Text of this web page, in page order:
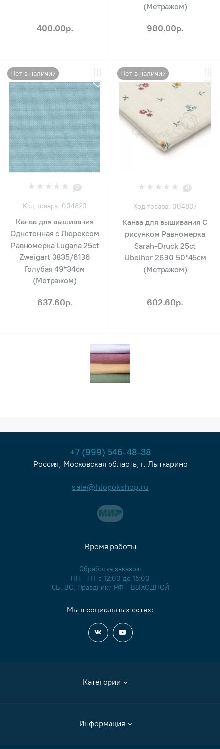
400.00р.
(Метражом)
980.00р.
Нет в наличии
0
Код товара: 004820
Канва для вышивания
Однотонная с Люрексом
Равномерка Lugana 25ct
Zweigart 3835/6136
Голубая 49*34см
(Метражом)
637.60р.
Нет в наличии
0
Код товара: 004807
Канва для вышивания С
рисунком Равномерка
Sarah-Druck 25ct
Ubelhor 2690 50*45см
(Метражом)
602.60р.
+7 (999) 546-48-38
Россия, Московская область, г. Лыткарино
sale@hlopokshop.ru
Категории
Аксессуары
Информация
Время работы
Обработка заказов:
ПН - ПТ с 12:00 до 16:00
СБ, ВС, Праздники РФ - ВЫХОДНОЙ
Мы в социальных сетях: